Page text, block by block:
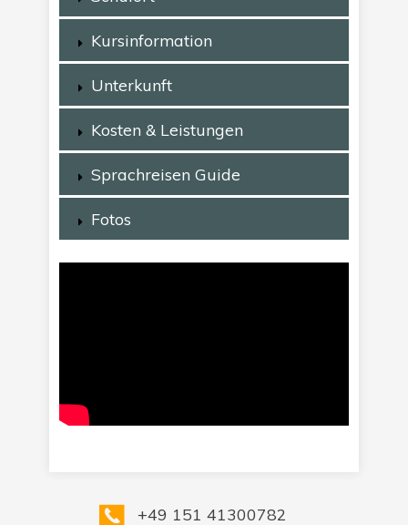
Kursinformation
Unterkunft
Kosten & Leistungen
Sprachreisen Guide
Fotos
+49 151 41300782